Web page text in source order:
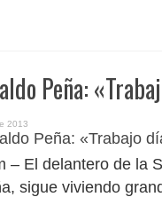
Peña:
2013
– El delantero de la
sigue viviendo